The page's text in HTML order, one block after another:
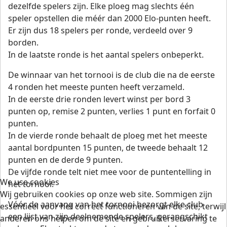
dezelfde spelers zijn. Elke ploeg mag slechts één
speler opstellen die méér dan 2000 Elo-punten heeft.
Er zijn dus 18 spelers per ronde, verdeeld over 9
borden.
In de laatste ronde is het aantal spelers onbeperkt.
De winnaar van het tornooi is de club die na de eerste
4 ronden het meeste punten heeft verzameld.
In de eerste drie ronden levert winst per bord 3
punten op, remise 2 punten, verlies 1 punt en forfait 0
punten.
In de vierde ronde behaalt de ploeg met het meeste
aantal bordpunten 15 punten, de tweede behaalt 12
punten en de derde 9 punten.
De vijfde ronde telt niet mee voor de puntentelling in
het tornooi.
Vóór de aanvang van het tornooi bezorgt elke club
een lijst van zijn deelnemende spelers, gerangschikt
We use cookies
Wij gebruiken cookies op onze web site. Sommigen zijn
essentieel voor het correct functioneren van de site, terwijl
anderen ons helpen om de site en gebruikerservaring te